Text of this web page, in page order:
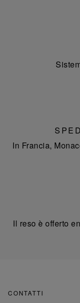
In Francia,
Il reso è offerto
CONTATTI